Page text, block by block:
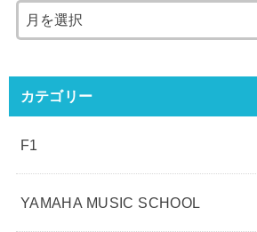
カテゴリー
F1
YAMAHA MUSIC SCHOOL